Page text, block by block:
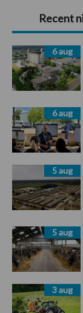
Primaire
Sidebar
Recent
6 aug
6 aug
5 aug
5 aug
3 aug